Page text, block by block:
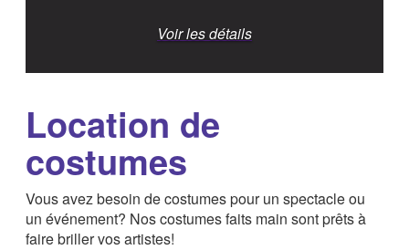
Voir les détails
Location de
costumes
Vous avez besoin de costumes pour un spectacle ou
un événement? Nos costumes faits main sont prêts à
faire briller vos artistes!